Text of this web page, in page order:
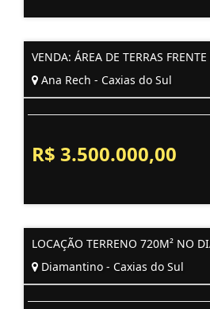
VENDA: ÁREA DE TERRAS
Ana Rech - Caxias do Sul
R$ 3.500.000,00
LOCAÇÃO TERRENO 720M² NO
Diamantino - Caxias do Sul